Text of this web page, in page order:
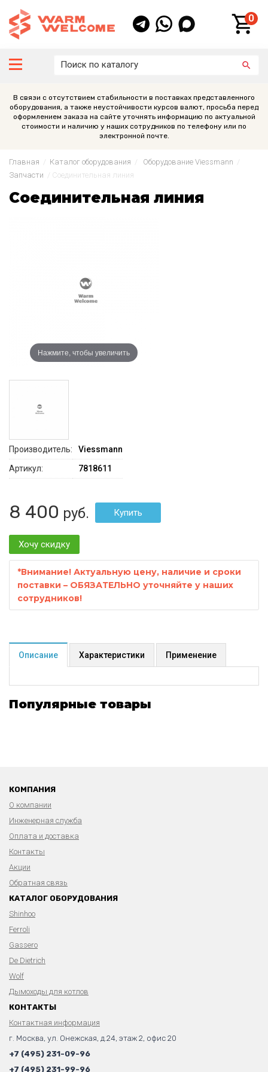
0
В связи с отсутствием стабильности в поставках представленного
оборудования, а также неустойчивости курсов валют, просьба перед
оформлением заказа на сайте уточнять информацию по актуальной
стоимости и наличию у наших сотрудников по телефону или по
электронной почте.
Главная Каталог оборудования Оборудование Viessmann
Запчасти
Соединительная линия
Соединительная линия
Нажмите, чтобы увеличить
Производитель:
Viessmann
Артикул:
7818611
8 400 руб.
Хочу скидку
*Внимание! Актуальную цену, наличие и сроки
поставки – ОБЯЗАТЕЛЬНО уточняйте у наших
сотрудников!
Описание Характеристики Применение
Популярные товары
КОМПАНИЯ
О компании
Инженерная служба
Оплата и доставка
Контакты
Акции
Обратная связь
КАТАЛОГ ОБОРУДОВАНИЯ
Shinhoo
Ferroli
Gassero
De Dietrich
Wolf
Дымоходы для котлов
КОНТАКТЫ
Контактная информация
г. Москва, ул. Онежская, д.24, этаж 2, офис 20
+7 (495) 231-09-96
+7 (495) 231-99-96